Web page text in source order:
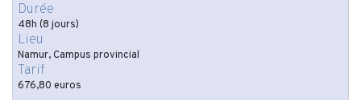
Durée
48h (8 jours)
Lieu
Namur, Campus provincial
Tarif
676,80 euros